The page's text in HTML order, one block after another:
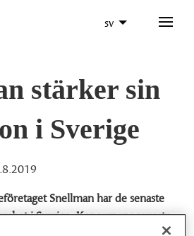
sv
stärker sin
i Sverige
Snellman har de senaste
i Sverige. Koncernens senaste
Meals produktsortiment färsk